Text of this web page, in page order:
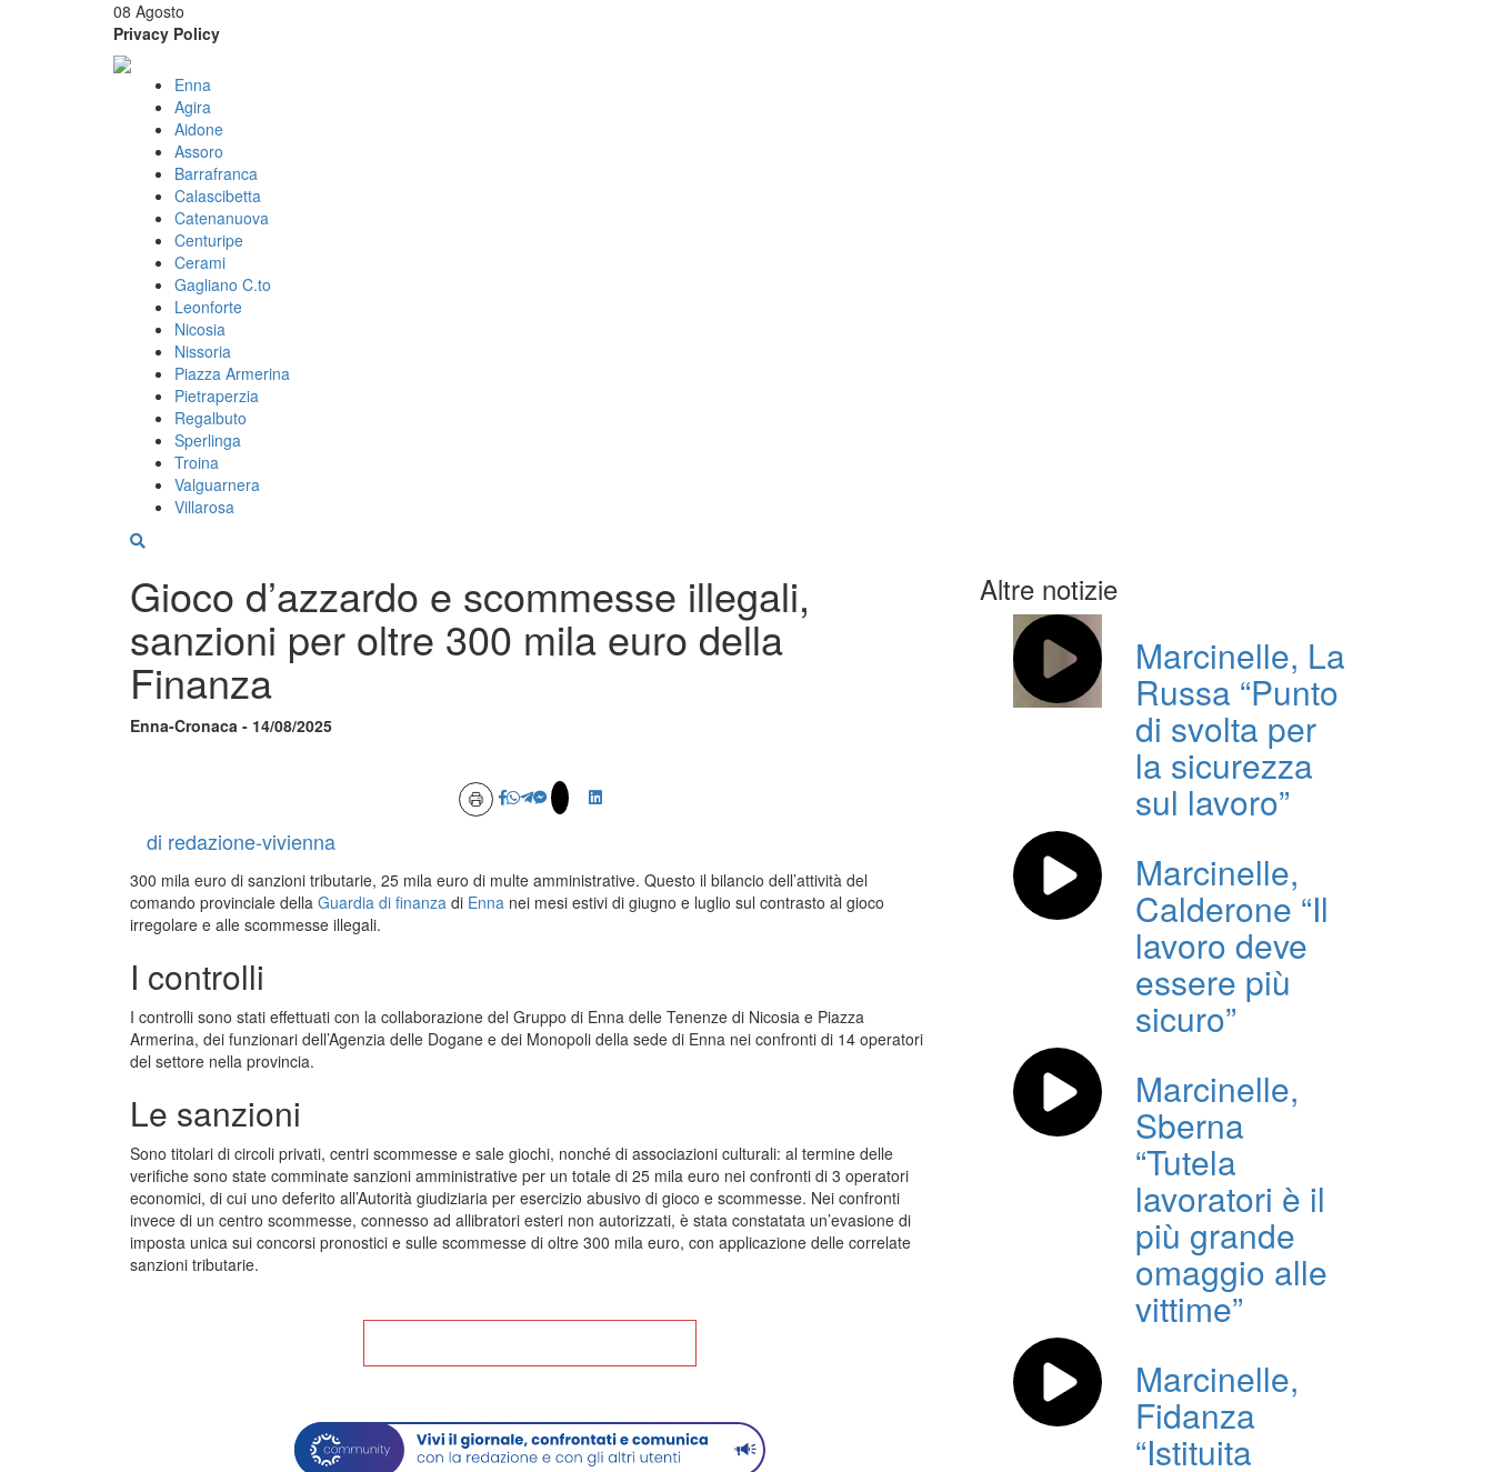
08 Agosto
Privacy Policy
Enna
Agira
Aidone
Assoro
Barrafranca
Calascibetta
Catenanuova
Centuripe
Cerami
Gagliano C.to
Leonforte
Nicosia
Nissoria
Piazza Armerina
Pietraperzia
Regalbuto
Sperlinga
Troina
Valguarnera
Villarosa
Gioco d’azzardo e scommesse illegali,
sanzioni per oltre 300 mila euro della
Finanza
Enna-Cronaca - 14/08/2025
di redazione-vivienna
300 mila euro di sanzioni tributarie, 25 mila euro di multe amministrative. Questo il bilancio dell’attività del
comando provinciale della Guardia di finanza di Enna nei mesi estivi di giugno e luglio sul contrasto al gioco
irregolare e alle scommesse illegali.
I controlli
I controlli sono stati effettuati con la collaborazione del Gruppo di Enna delle Tenenze di Nicosia e Piazza
Armerina, dei funzionari dell’Agenzia delle Dogane e dei Monopoli della sede di Enna nei confronti di 14 operatori
del settore nella provincia.
Le sanzioni
Sono titolari di circoli privati, centri scommesse e sale giochi, nonché di associazioni culturali: al termine delle
verifiche sono state comminate sanzioni amministrative per un totale di 25 mila euro nei confronti di 3 operatori
economici, di cui uno deferito all’Autorità giudiziaria per esercizio abusivo di gioco e scommesse. Nei confronti
invece di un centro scommesse, connesso ad allibratori esteri non autorizzati, è stata constatata un’evasione di
imposta unica sui concorsi pronostici e sulle scommesse di oltre 300 mila euro, con applicazione delle correlate
sanzioni tributarie.
Altre notizie
Marcinelle, La
Russa “Punto
di svolta per
la sicurezza
sul lavoro”
Marcinelle,
Calderone “Il
lavoro deve
essere più
sicuro”
Marcinelle,
Sberna
“Tutela
lavoratori è il
più grande
omaggio alle
vittime”
Marcinelle,
Fidanza
“Istituita